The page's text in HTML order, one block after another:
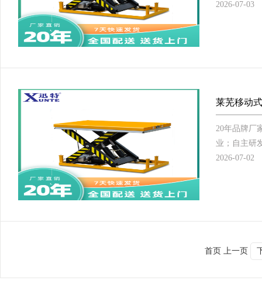
2026-07-03
莱芜移动
20年品牌厂
业；自主研
2026-07-02
首页 上一页